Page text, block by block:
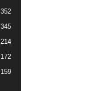
352
345
214
172
159